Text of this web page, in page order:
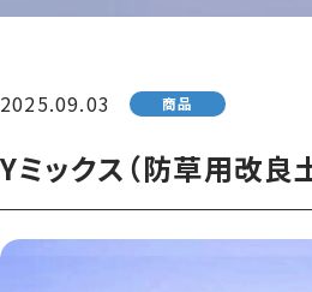
2025.09.03 商品
Yミックス（防草用改良